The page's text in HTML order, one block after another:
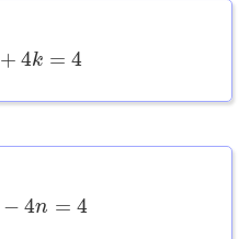
+ 4k = 4
− 4n = 4